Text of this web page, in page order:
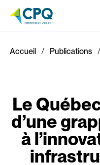
Accueil Publications
Le
d’une
à